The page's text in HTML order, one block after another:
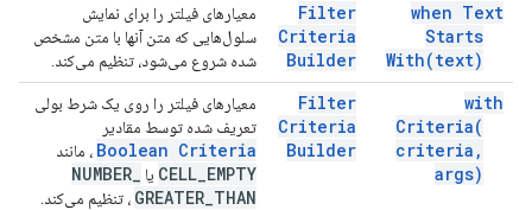
when Text
Starts
With(text)
Filter
Criteria
Builder
معیارهای فیلتر را برای نمایش
سلول‌هایی که متن آنها با متن مشخص
شده شروع می‌شود، تنظیم می‌کند.
with
Criteria(
criteria ,
args)
Filter
Criteria
Builder
معیارهای فیلتر را روی یک شرط بولی
تعریف شده توسط مقادیر
Boolean Criteria ، مانند
CELL EMPTY یا NUMBER
GREATER THAN ، تنظیم می‌کند.